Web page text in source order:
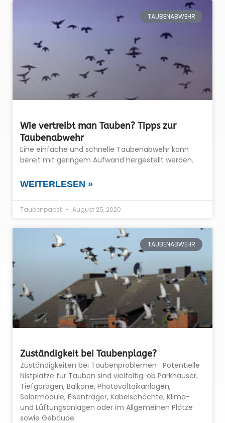
TAUBENABWEHR
Wie vertreibt man Tauben? Tipps zur
Taubenabwehr
Eine einfache und schnelle Taubenabwehr kann
bereit mit geringem Aufwand hergestellt werden.
WEITERLESEN »
Taubenpapst August 25, 2020
TAUBENABWEHR
Zuständigkeit bei Taubenplage?
Zuständigkeiten bei Taubenproblemen Potentielle
Nistplätze für Tauben sind vielfältig: ob Parkhäuser,
Tiefgaragen, Balkone, Photovoltaikanlagen,
Solarmodule, Eisenträger, Kabelschächte, Klima-
und Lüftungsanlagen oder im Allgemeinen Plätze
sowie Gebäude.